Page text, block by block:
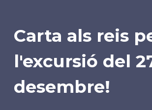
Carta als reis
l'excursió del
desembre!